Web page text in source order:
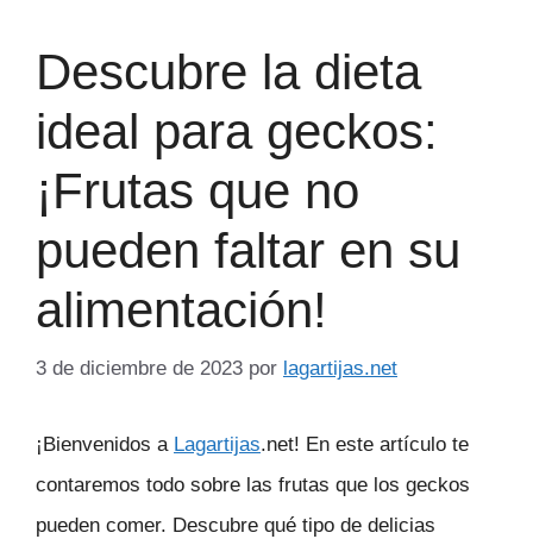
Descubre la dieta
ideal para geckos:
¡Frutas que no
pueden faltar en su
alimentación!
3 de diciembre de 2023 por lagartijas.net
¡Bienvenidos a Lagartijas.net! En este artículo te
contaremos todo sobre las frutas que los geckos
pueden comer. Descubre qué tipo de delicias